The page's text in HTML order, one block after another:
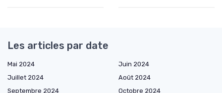
Les articles par date
Mai 2024
Juin 2024
Juillet 2024
Août 2024
Septembre 2024
Octobre 2024